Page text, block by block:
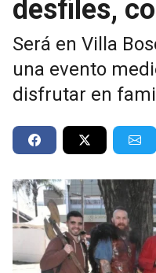
desfiles,
Será en Villa
una evento
disfrutar en